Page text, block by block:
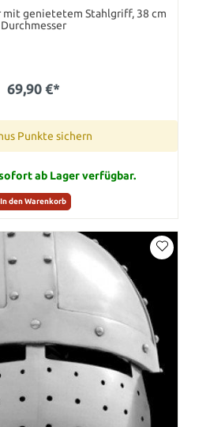
mit genietetem Stahlgriff, 38 cm
Durchmesser
69,90 €*
Punkte sichern
ab Lager verfügbar.
In den Warenkorb